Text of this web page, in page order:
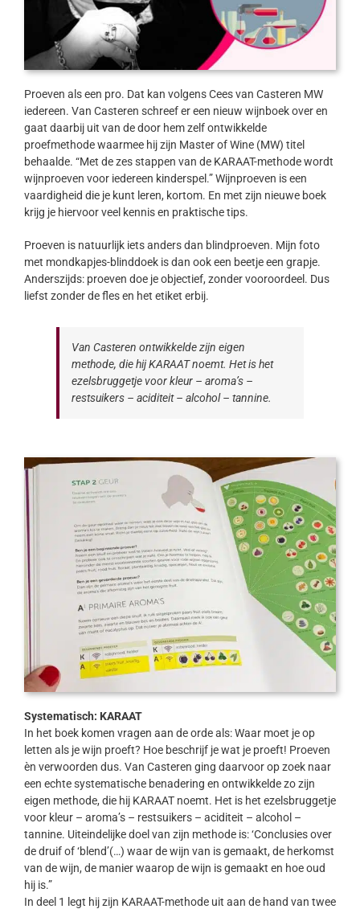
Proeven als een pro. Dat kan volgens Cees van Casteren MW
iedereen. Van Casteren schreef er een nieuw wijnboek over en
gaat daarbij uit van de door hem zelf ontwikkelde
proefmethode waarmee hij zijn Master of Wine (MW) titel
behaalde. “Met de zes stappen van de KARAAT-methode wordt
wijnproeven voor iedereen kinderspel.” Wijnproeven is een
vaardigheid die je kunt leren, kortom. En met zijn nieuwe boek
krijg je hiervoor veel kennis en praktische tips.
Proeven is natuurlijk iets anders dan blindproeven. Mijn foto
met mondkapjes-blinddoek is dan ook een beetje een grapje.
Anderszijds: proeven doe je objectief, zonder vooroordeel. Dus
liefst zonder de fles en het etiket erbij.
Van Casteren ontwikkelde zijn eigen
methode, die hij KARAAT noemt. Het is het
ezelsbruggetje voor kleur – aroma’s –
restsuikers – aciditeit – alcohol – tannine.
Systematisch: KARAAT
In het boek komen vragen aan de orde als: Waar moet je op
letten als je wijn proeft? Hoe beschrijf je wat je proeft! Proeven
èn verwoorden dus. Van Casteren ging daarvoor op zoek naar
een echte systematische benadering en ontwikkelde zo zijn
eigen methode, die hij KARAAT noemt. Het is het ezelsbruggetje
voor kleur – aroma’s – restsuikers – aciditeit – alcohol –
tannine. Uiteindelijke doel van zijn methode is: ‘Conclusies over
de druif of ‘blend’(…) waar de wijn van is gemaakt, de herkomst
van de wijn, de manier waarop de wijn is gemaakt en hoe oud
hij is.”
In deel 1 legt hij zijn KARAAT-methode uit aan de hand van twee